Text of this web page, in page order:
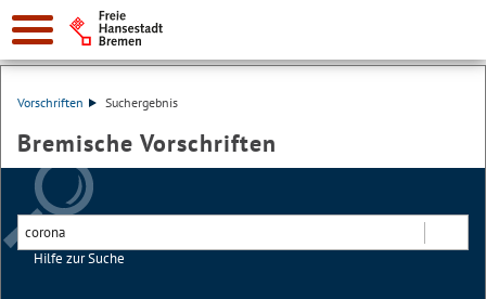
Vorschriften Suchergebnis
Bremische Vorschriften
Hilfe zur Suche